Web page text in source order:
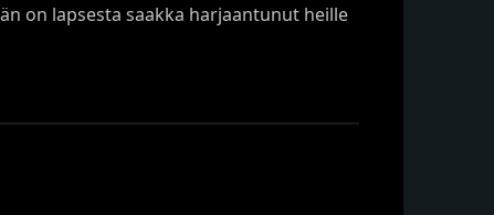
on lapsesta saakka harjaantunut heille